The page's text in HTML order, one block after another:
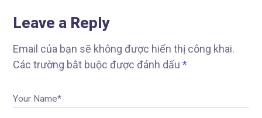
Leave a Reply
Email của bạn sẽ không được hiển thị công khai.
Các trường bắt buộc được đánh dấu*
Your Name*